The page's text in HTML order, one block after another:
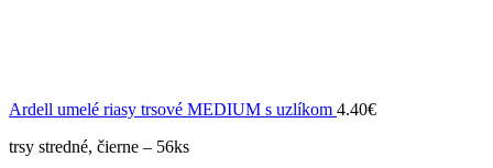
Ardell umelé riasy trsové MEDIUM s uzlíkom 4.40€
trsy stredné, čierne – 56ks